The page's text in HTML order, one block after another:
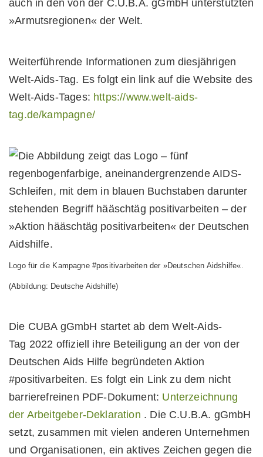
auch in den von der C.U.B.A. gGmbH unterstützten
»Armutsregionen« der Welt.
Weiterführende Informationen zum diesjährigen
Welt-Aids-Tag. Es folgt ein link auf die Website des
Welt-Aids-Tages: https://www.welt-aids-
tag.de/kampagne/
Logo für die Kampagne #positivarbeiten der »Deutschen Aidshilfe«.
(Abbildung: Deutsche Aidshilfe)
Die CUBA gGmbH startet ab dem Welt-Aids-
Tag 2022 offiziell ihre Beteiligung an der von der
Deutschen Aids Hilfe begründeten Aktion
#positivarbeiten. Es folgt ein Link zu dem nicht
barrierefreinen PDF-Dokument: Unterzeichnung
der Arbeitgeber-Deklaration . Die C.U.B.A. gGmbH
setzt, zusammen mit vielen anderen Unternehmen
und Organisationen, ein aktives Zeichen gegen die